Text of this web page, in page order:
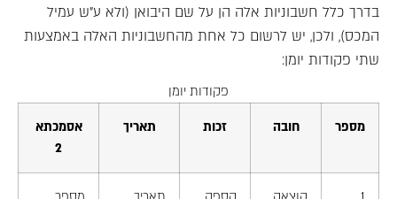
בדרך כלל חשבוניות אלה הן על שם היבואן (ולא ע"ש עמיל
המכס), ולכן, יש לרשום כל אחת מהחשבוניות האלה באמצעות
שתי פקודות יומן:
פקודות יומן
מספר חובה זכות תאריך
אסמכתא
2